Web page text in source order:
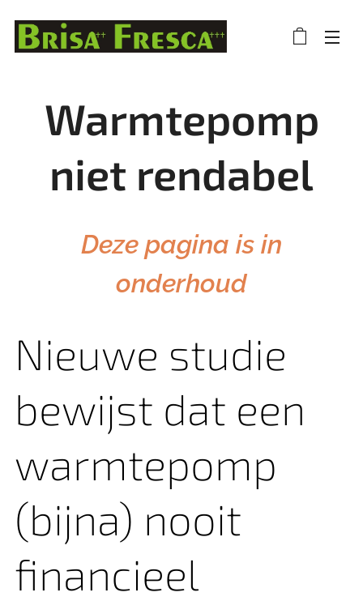
Warmtepomp
niet rendabel
Deze pagina is in
onderhoud
Nieuwe studie
bewijst dat een
warmtepomp
(bijna) nooit
financieel